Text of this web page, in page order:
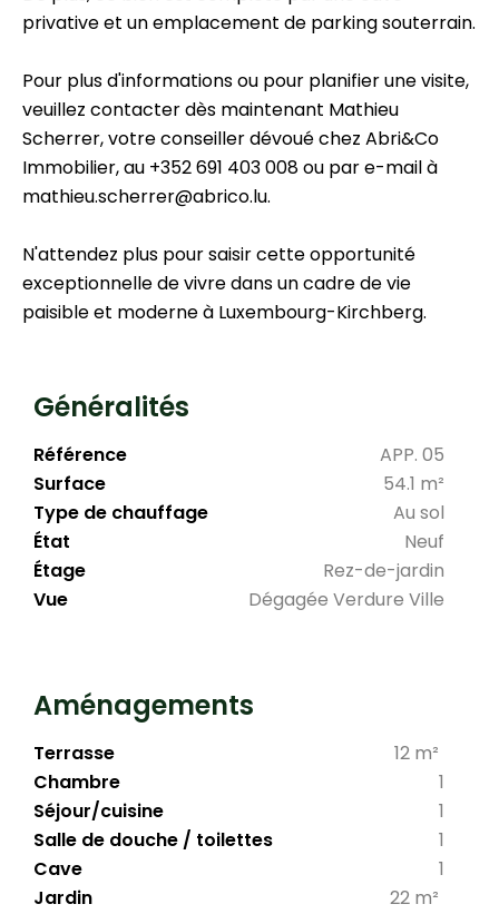
privative et un emplacement de parking souterrain.
Pour plus d'informations ou pour planifier une visite,
veuillez contacter dès maintenant Mathieu
Scherrer, votre conseiller dévoué chez Abri&Co
Immobilier, au +352 691 403 008 ou par e-mail à
mathieu.scherrer@abrico.lu.
N'attendez plus pour saisir cette opportunité
exceptionnelle de vivre dans un cadre de vie
paisible et moderne à Luxembourg-Kirchberg.
Généralités
Référence
APP. 05
Surface
54.1 m²
Type de chauffage
Au sol
État
Neuf
Étage
Rez-de-jardin
Vue
Dégagée Verdure Ville
Aménagements
Terrasse
12 m²
1
Chambre
1
Séjour/cuisine
1
Salle de douche / toilettes
1
Cave
Jardin
22 m²